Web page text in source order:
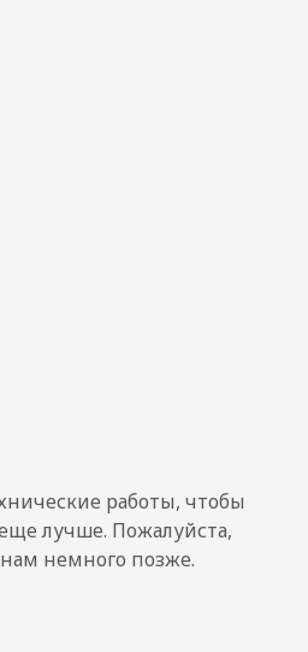
работы, чтобы
лучше. Пожалуйста,
нам немного позже.